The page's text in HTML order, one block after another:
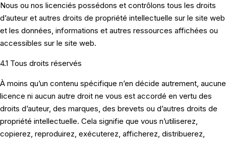
Nous ou nos licenciés possédons et contrôlons tous les droits
d’auteur et autres droits de propriété intellectuelle sur le site web
et les données, informations et autres ressources affichées ou
accessibles sur le site web.
4.1 Tous droits réservés
À moins qu’un contenu spécifique n’en décide autrement, aucune
licence ni aucun autre droit ne vous est accordé en vertu des
droits d’auteur, des marques, des brevets ou d’autres droits de
propriété intellectuelle. Cela signifie que vous n’utiliserez,
copierez, reproduirez, exécuterez, afficherez, distribuerez,